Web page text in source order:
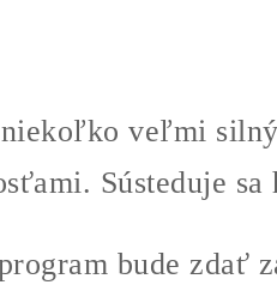
veľmi
Sústeduje
bude zdať